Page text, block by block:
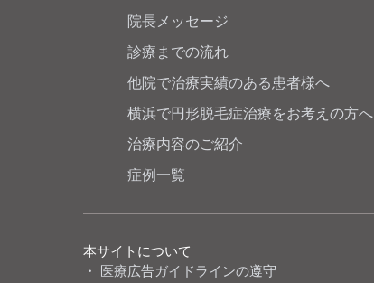
院長メッセージ
診療までの流れ
他院で治療実績のある患者様へ
横浜で円形脱毛症治療をお考えの方へ
治療内容のご紹介
症例一覧
本サイトについて
医療広告ガイドラインの遵守